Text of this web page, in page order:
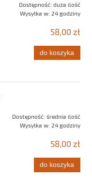
Dostępność: duża ilość
Wysyłka w: 24 godziny
58,00 zł
do koszyka
Dostępność: średnia ilość
Wysyłka w: 24 godziny
58,00 zł
do koszyka